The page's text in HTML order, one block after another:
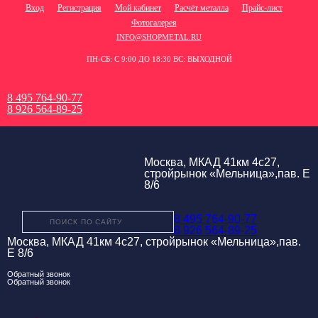
Вход Регистрация Мой кабинет Расчёт металла
Прайс-лист
Фотогалерея
INFO@SHOPMETAL.RU
ПН-СБ: С 9:00 ДО 18:30 ВС: ВЫХОДНОЙ
8 495 764-90-77
8 926 564-89-25
Москва, МКАД 41км 4с27,
стройрынок «Мельница»,пав. Е
8/6
8 495 764-90-77
8 926 564-89-25
Москва, МКАД 41км 4с27, стройрынок «Мельница»,пав.
Е 8/6
Обратный звонок
Обратный звонок